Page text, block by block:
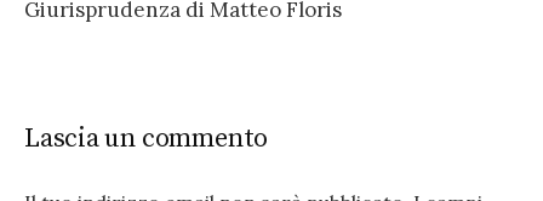
Giurisprudenza di Matteo Floris
Lascia un commento